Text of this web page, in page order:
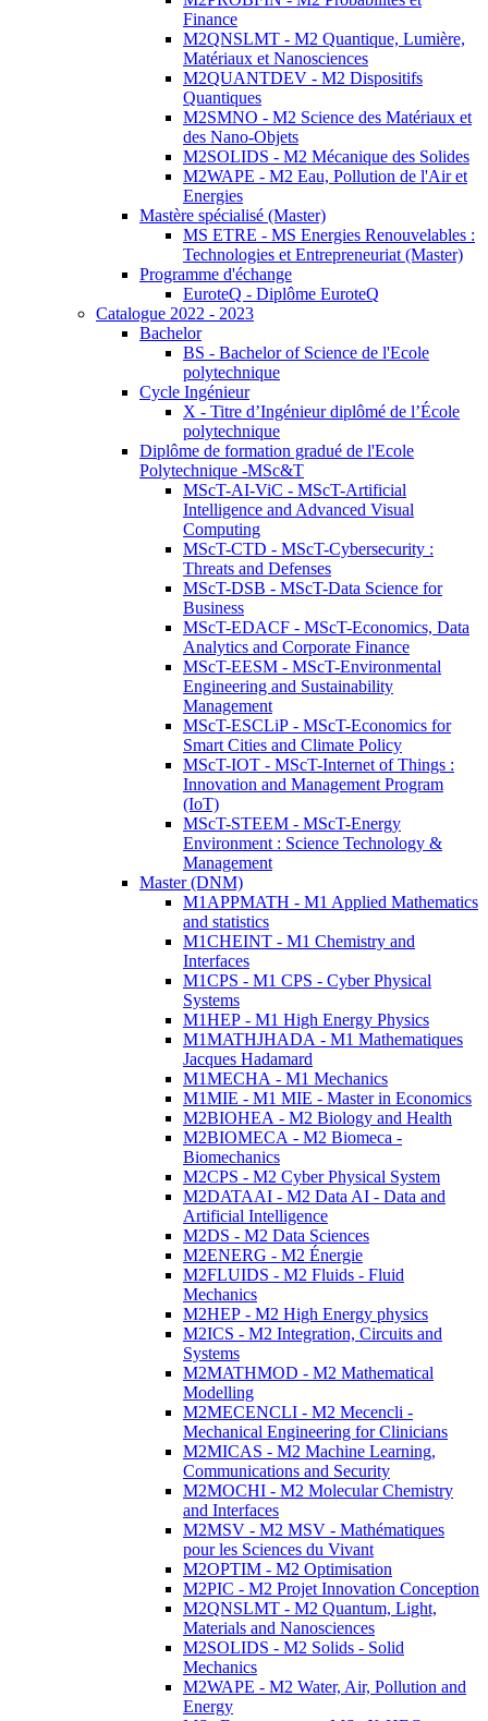
Finance
M2QNSLMT - M2 Quantique, Lumière,
Matériaux et Nanosciences
M2QUANTDEV - M2 Dispositifs
Quantiques
M2SMNO - M2 Science des Matériaux et
des Nano-Objets
M2SOLIDS - M2 Mécanique des Solides
M2WAPE - M2 Eau, Pollution de l'Air et
Energies
Mastère spécialisé (Master)
MS ETRE - MS Energies Renouvelables :
Technologies et Entrepreneuriat (Master)
Programme d'échange
EuroteQ - Diplôme EuroteQ
Catalogue 2022 - 2023
Bachelor
BS - Bachelor of Science de l'Ecole
polytechnique
Cycle Ingénieur
X - Titre d’Ingénieur diplômé de l’École
polytechnique
Diplôme de formation gradué de l'Ecole
Polytechnique -MSc&T
MScT-AI-ViC - MScT-Artificial
Intelligence and Advanced Visual
Computing
MScT-CTD - MScT-Cybersecurity :
Threats and Defenses
MScT-DSB - MScT-Data Science for
Business
MScT-EDACF - MScT-Economics, Data
Analytics and Corporate Finance
MScT-EESM - MScT-Environmental
Engineering and Sustainability
Management
MScT-ESCLiP - MScT-Economics for
Smart Cities and Climate Policy
MScT-IOT - MScT-Internet of Things :
Innovation and Management Program
(IoT)
MScT-STEEM - MScT-Energy
Environment : Science Technology &
Management
Master (DNM)
M1APPMATH - M1 Applied Mathematics
and statistics
M1CHEINT - M1 Chemistry and
Interfaces
M1CPS - M1 CPS - Cyber Physical
Systems
M1HEP - M1 High Energy Physics
M1MATHJHADA - M1 Mathematiques
Jacques Hadamard
M1MECHA - M1 Mechanics
M1MIE - M1 MIE - Master in Economics
M2BIOHEA - M2 Biology and Health
M2BIOMECA - M2 Biomeca -
Biomechanics
M2CPS - M2 Cyber Physical System
M2DATAAI - M2 Data AI - Data and
Artificial Intelligence
M2DS - M2 Data Sciences
M2ENERG - M2 Énergie
M2FLUIDS - M2 Fluids - Fluid
Mechanics
M2HEP - M2 High Energy physics
M2ICS - M2 Integration, Circuits and
Systems
M2MATHMOD - M2 Mathematical
Modelling
M2MECENCLI - M2 Mecencli -
Mechanical Engineering for Clinicians
M2MICAS - M2 Machine Learning,
Communications and Security
M2MOCHI - M2 Molecular Chemistry
and Interfaces
M2MSV - M2 MSV - Mathématiques
pour les Sciences du Vivant
M2OPTIM - M2 Optimisation
M2PIC - M2 Projet Innovation Conception
M2QNSLMT - M2 Quantum, Light,
Materials and Nanosciences
M2SOLIDS - M2 Solids - Solid
Mechanics
M2WAPE - M2 Water, Air, Pollution and
Energy